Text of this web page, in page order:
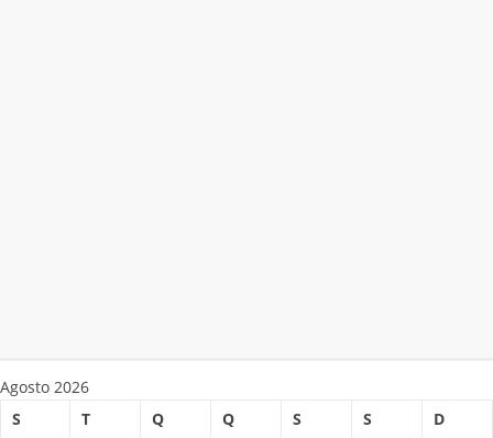
Agosto 2026
S
T Q Q S S
D